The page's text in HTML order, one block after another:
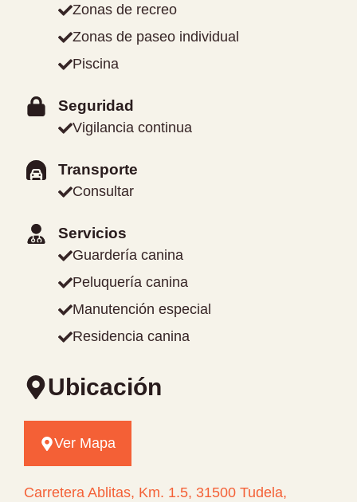
Zonas de recreo
Zonas de paseo individual
Piscina
Seguridad
Vigilancia continua
Transporte
Consultar
Servicios
Guardería canina
Peluquería canina
Manutención especial
Residencia canina
Ubicación
Ver Mapa
Carretera Ablitas, Km. 1.5, 31500 Tudela,